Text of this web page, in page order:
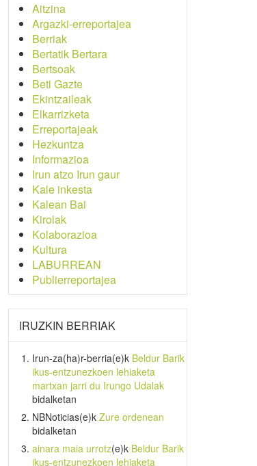
Aitzina
Argazki-erreportajea
Berriak
Bertatik Bertara
Bertsoak
Beti Gazte
Ekintzaileak
Elkarrizketa
Erreportajeak
Hezkuntza
Informazioa
Irun atzo Irun gaur
Kale inkesta
Kalean Bai
Kirolak
Kolaborazioa
Kultura
LABURREAN
Publierreportajea
IRUZKIN BERRIAK
Irun-za(ha)r-berria(e)k Beldur Barik
ikus-entzunezkoen lehiaketa
martxan jarri du Irungo Udalak
bidalketan
NBNoticias(e)k Zure ordenean
bidalketan
ainara maia urrotz(e)k Beldur Barik
ikus-entzunezkoen lehiaketa